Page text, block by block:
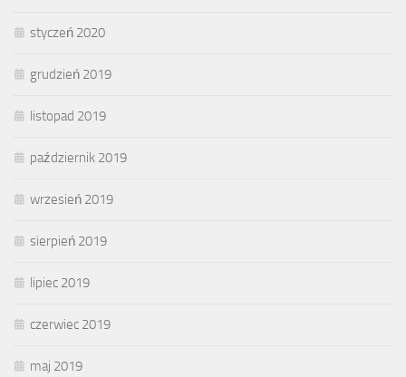
styczeń 2020
grudzień 2019
listopad 2019
październik 2019
wrzesień 2019
sierpień 2019
lipiec 2019
czerwiec 2019
maj 2019